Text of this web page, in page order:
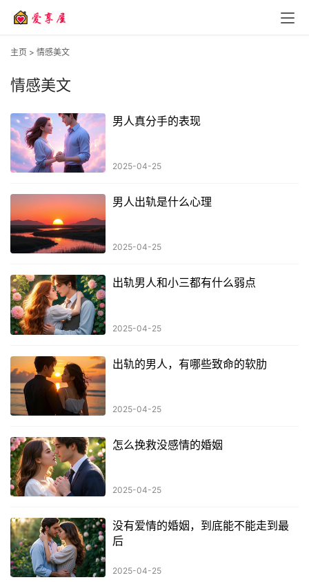
主页 > 情感美文
情感美文
男人真分手的表现
2025-04-25
男人出轨是什么心理
2025-04-25
出轨男人和小三都有什么弱点
2025-04-25
出轨的男人，有哪些致命的软肋
2025-04-25
怎么挽救没感情的婚姻
2025-04-25
没有爱情的婚姻，到底能不能走到最
后
2025-04-25